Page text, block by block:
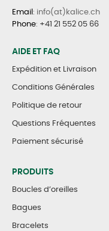
Email : info(at)kalice.ch
Phone: +41 21 552 05 66
AIDE ET FAQ
Expédition et Livraison
Conditions Générales
Politique de retour
Questions Fréquentes
Paiement sécurisé
PRODUITS
Boucles d’oreilles
Bagues
Bracelets